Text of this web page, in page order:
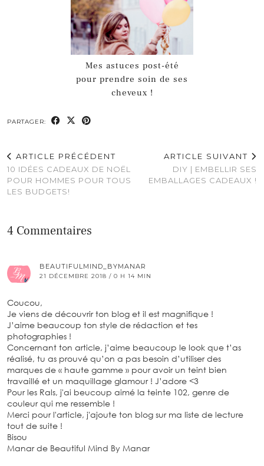
Mes astuces post-été
pour prendre soin de ses
cheveux !
PARTAGER:
ARTICLE PRÉCÉDENT
10 IDÉES CADEAUX DE NOËL
POUR HOMMES POUR TOUS
LES BUDGETS!
ARTICLE SUIVANT
DIY | EMBELLIR SES
EMBALLAGES CADEAUX !
4 Commentaires
BEAUTIFULMIND_BYMANAR
21 DÉCEMBRE 2018 / 0 H 14 MIN
Coucou,
Je viens de découvrir ton blog et il est magnifique !
J’aime beaucoup ton style de rédaction et tes
photographies !
Concernant ton article, j’aime beaucoup le look que t’as
réalisé, tu as prouvé qu’on a pas besoin d’utiliser des
marques de « haute gamme » pour avoir un teint bien
travaillé et un maquillage glamour ! J’adore <3
Pour les Rals, j'ai beucoup aimé la teinte 102, genre de
couleur qui me ressemble !
Merci pour l'article, j'ajoute ton blog sur ma liste de lecture
tout de suite !
Bisou
Manar de Beautiful Mind By Manar